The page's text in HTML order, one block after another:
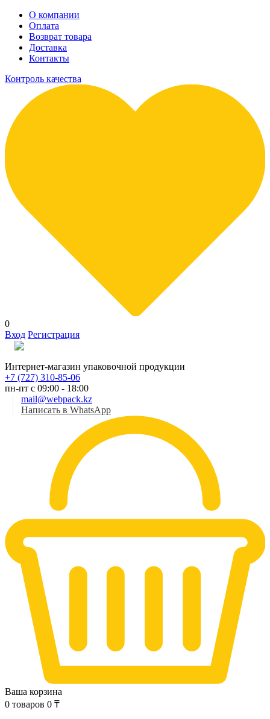
О компании
Оплата
Возврат товара
Доставка
Контакты
Контроль качества
0
Вход Регистрация
Интернет-магазин упаковочной продукции
+7 (727) 310-85-06
пн-пт с 09:00 - 18:00
mail@webpack.kz
Написать в WhatsApp
Ваша корзина
0 товаров 0 ₸